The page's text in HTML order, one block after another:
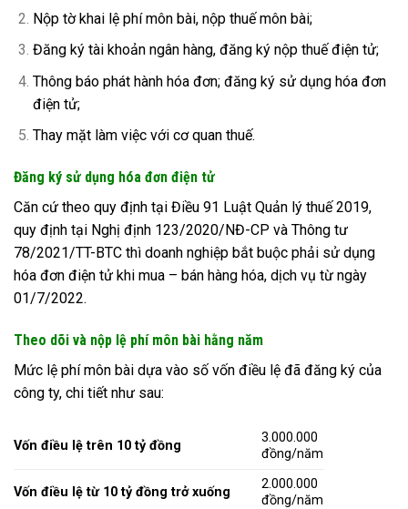
Nộp tờ khai lệ phí môn bài, nộp thuế môn bài;
Đăng ký tài khoản ngân hàng, đăng ký nộp thuế điện tử;
Thông báo phát hành hóa đơn; đăng ký sử dụng hóa đơn
điện tử;
Thay mặt làm việc với cơ quan thuế.
Đăng ký sử dụng hóa đơn điện tử
Căn cứ theo quy định tại Điều 91 Luật Quản lý thuế 2019,
quy định tại Nghị định 123/2020/NĐ-CP và Thông tư
78/2021/TT-BTC thì doanh nghiệp bắt buộc phải sử dụng
hóa đơn điện tử khi mua – bán hàng hóa, dịch vụ từ ngày
01/7/2022.
Theo dõi và nộp lệ phí môn bài hằng năm
Mức lệ phí môn bài dựa vào số vốn điều lệ đã đăng ký của
công ty, chi tiết như sau:
Vốn điều lệ trên 10 tỷ đồng
3.000.000
đồng/năm
Vốn điều lệ từ 10 tỷ đồng trở xuống
2.000.000
đồng/năm